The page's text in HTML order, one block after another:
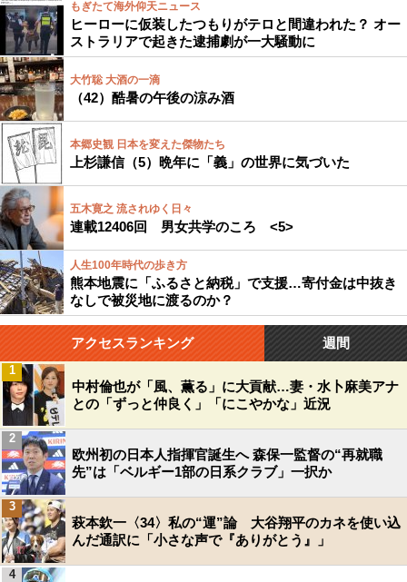
もぎたて海外仰天ニュース
ヒーローに仮装したつもりがテロと間違われた？ オー
ストラリアで起きた逮捕劇が一大騒動に
大竹聡 大酒の一滴
（42）酷暑の午後の涼み酒
本郷史観 日本を変えた傑物たち
上杉謙信（5）晩年に「義」の世界に気づいた
五木寛之 流されゆく日々
連載12406回 男女共学のころ <5>
人生100年時代の歩き方
熊本地震に「ふるさと納税」で支援…寄付金は中抜き
なしで被災地に渡るのか？
アクセスランキング 週間
中村倫也が「風、薫る」に大貢献…妻・水卜麻美アナ
との「ずっと仲良く」「にこやかな」近況
1
欧州初の日本人指揮官誕生へ 森保一監督の“再就職
先”は「ベルギー1部の日系クラブ」一択か
2
萩本欽一〈34〉私の“運”論 大谷翔平のカネを使い込
んだ通訳に「小さな声で『ありがとう』」
3
4